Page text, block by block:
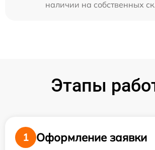
наличии на собственных
Этапы
1
Оформление заявки